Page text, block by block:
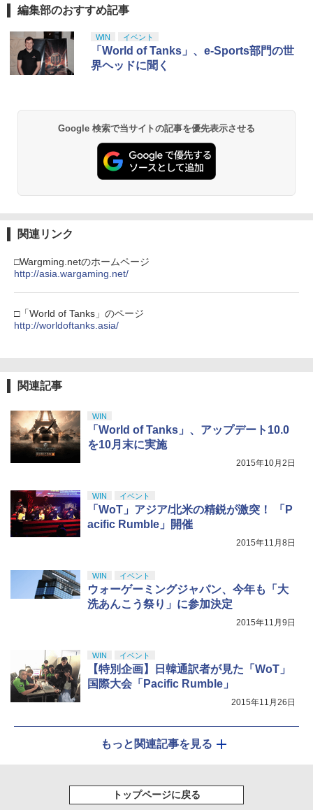
1
スプラトゥーン レイダース|オンライン
￥5,832
2 スプラトゥーン レイダース -Switch2
￥6,447
ンラインコード版
5
￥5,000
1
PlayStation 5 デジタル・エディション
ese only (CFI-2200B01)
￥55,000
Beast of Reincarnation -PS5 【特典】
プロダクトコード 封入
￥7,286
トローラー ミッドナイト ブラック(CFI-
ZCT2J01)
￥10,737
1
【純正品】Xbox ワイヤレス コントロー
￥8,300
ラー (ロボット ホワイト)
4
【純正品】Xbox 充電式バッテリー + US
￥2,618
￥14,141
1
劇場版「鬼滅の刃」無限城編 第一章 猗
￥3,982
2
劇場版「鬼滅の刃」無限城編 第一章 猗
窩座再来 通常版 [DVD]
カー特典:【坤と離】二振りの剣、十翼よ
り来たる！スタジオ描き下ろしイラスト
ボード付) [Blu-ray]
ルアイドルクラブ Bloom Garden Part
￥8,589
編集部のおすすめ記事
WIN イベント
「World of Tanks」、e-Sports部門の世
界ヘッドに聞く
Google 検索で当サイトの記事を優先表示させる
関連リンク
□Wargming.netのホームページ
http://asia.wargaming.net/
□「World of Tanks」のページ
http://worldoftanks.asia/
関連記事
WIN
「World of Tanks」、アップデート10.0
を10月末に実施
2015年10月2日
WIN イベント
「WoT」アジア/北米の精鋭が激突！ 「P
acific Rumble」開催
2015年11月8日
WIN イベント
ウォーゲーミングジャパン、今年も「大
洗あんこう祭り」に参加決定
2015年11月9日
WIN イベント
【特別企画】日韓通訳者が見た「WoT」
国際大会「Pacific Rumble」
2015年11月26日
もっと関連記事を見る
トップページに戻る